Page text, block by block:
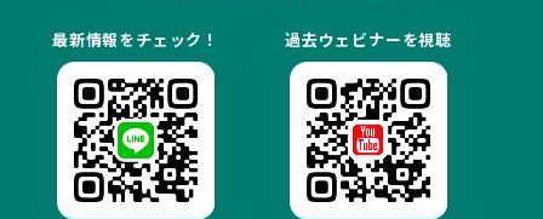
最新情報をチェック！ 過去ウェビナーを視聴